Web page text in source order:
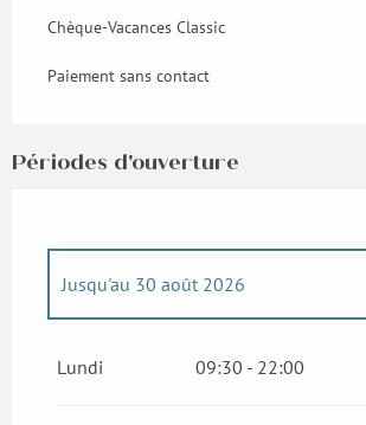
Chèque-Vacances Classic
Paiement sans contact
Périodes d'ouverture
Jusqu'au 30 août 2026
2026
Lundi 09:30 - 22:00